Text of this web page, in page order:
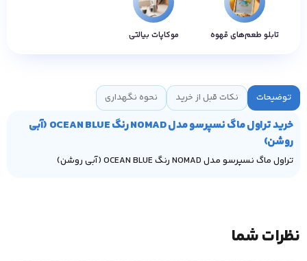
تابلو طعم‌های قهوه موکاپات بیالتی
توضیحات نکات قبل از خرید نحوه نگهداری
خرید تراول ماگ نسپرسو مدل NOMAD رنگ OCEAN BLUE (آبی
روشن)
تراول ماگ نسپرسو مدل NOMAD رنگ OCEAN BLUE (آبی روشن)
نظرات شما